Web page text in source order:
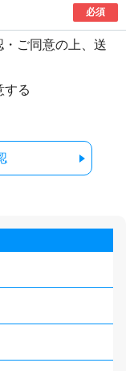
必須
・ご同意の上、送
する